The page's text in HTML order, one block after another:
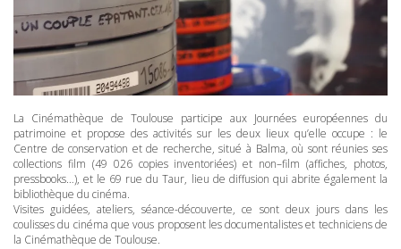
La Cinémathèque de Toulouse participe aux Journées européennes du
patrimoine et propose des activités sur les deux lieux qu’elle occupe : le
Centre de conservation et de recherche, situé à Balma, où sont réunies ses
collections film (49 026 copies inventoriées) et non–film (affiches, photos,
pressbooks…), et le 69 rue du Taur, lieu de diffusion qui abrite également la
bibliothèque du cinéma.
Visites guidées, ateliers, séance-découverte, ce sont deux jours dans les
coulisses du cinéma que vous proposent les documentalistes et techniciens de
la Cinémathèque de Toulouse.